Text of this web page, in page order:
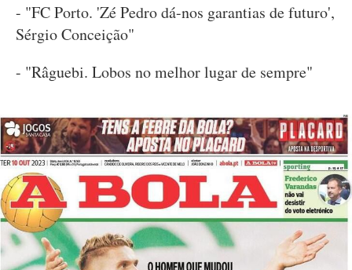
- "FC Porto. 'Zé Pedro dá-nos garantias de futuro',
Sérgio Conceição"
- "Râguebi. Lobos no melhor lugar de sempre"